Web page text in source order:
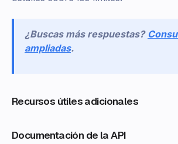
¿Buscas más respuestas?
ampliadas.
Recursos útiles adicionales
Documentación de la API